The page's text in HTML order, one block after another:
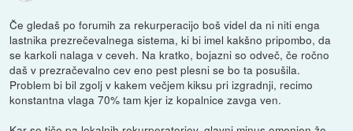
Če gledaš po forumih za rekurperacijo boš videl da ni niti enga
lastnika prezrečevalnega sistema, ki bi imel kakšno pripombo, da
se karkoli nalaga v ceveh. Na kratko, bojazni so odveč, če ročno
daš v prezračevalno cev eno pest plesni se bo ta posušila.
Problem bi bil zgolj v kakem večjem kiksu pri izgradnji, recimo
konstantna vlaga 70% tam kjer iz kopalnice zavga ven.